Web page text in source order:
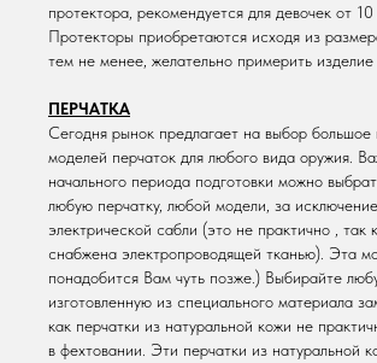
протектора, рекомендуется для девочек от 10
Протекторы приобретаются исходя из
тем не менее, желательно примерить изделие
ПЕРЧАТКА
Сегодня рынок предлагает на выбор большое
моделей перчаток для любого вида оружия.
начального периода подготовки можно
любую перчатку, любой модели, за
электрической сабли (это не практично , так
снабжена электропроводящей тканью). Эта
понадобится Вам чуть позже.) Выбирайте
изготовленную из специального материала
как перчатки из натуральной кожи не
в фехтовании. Эти перчатки из натуральной